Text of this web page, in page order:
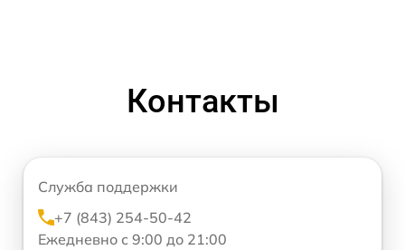
Контакты
Служба поддержки
+7 (843) 254-50-42
Ежедневно с 9:00 до 21:00